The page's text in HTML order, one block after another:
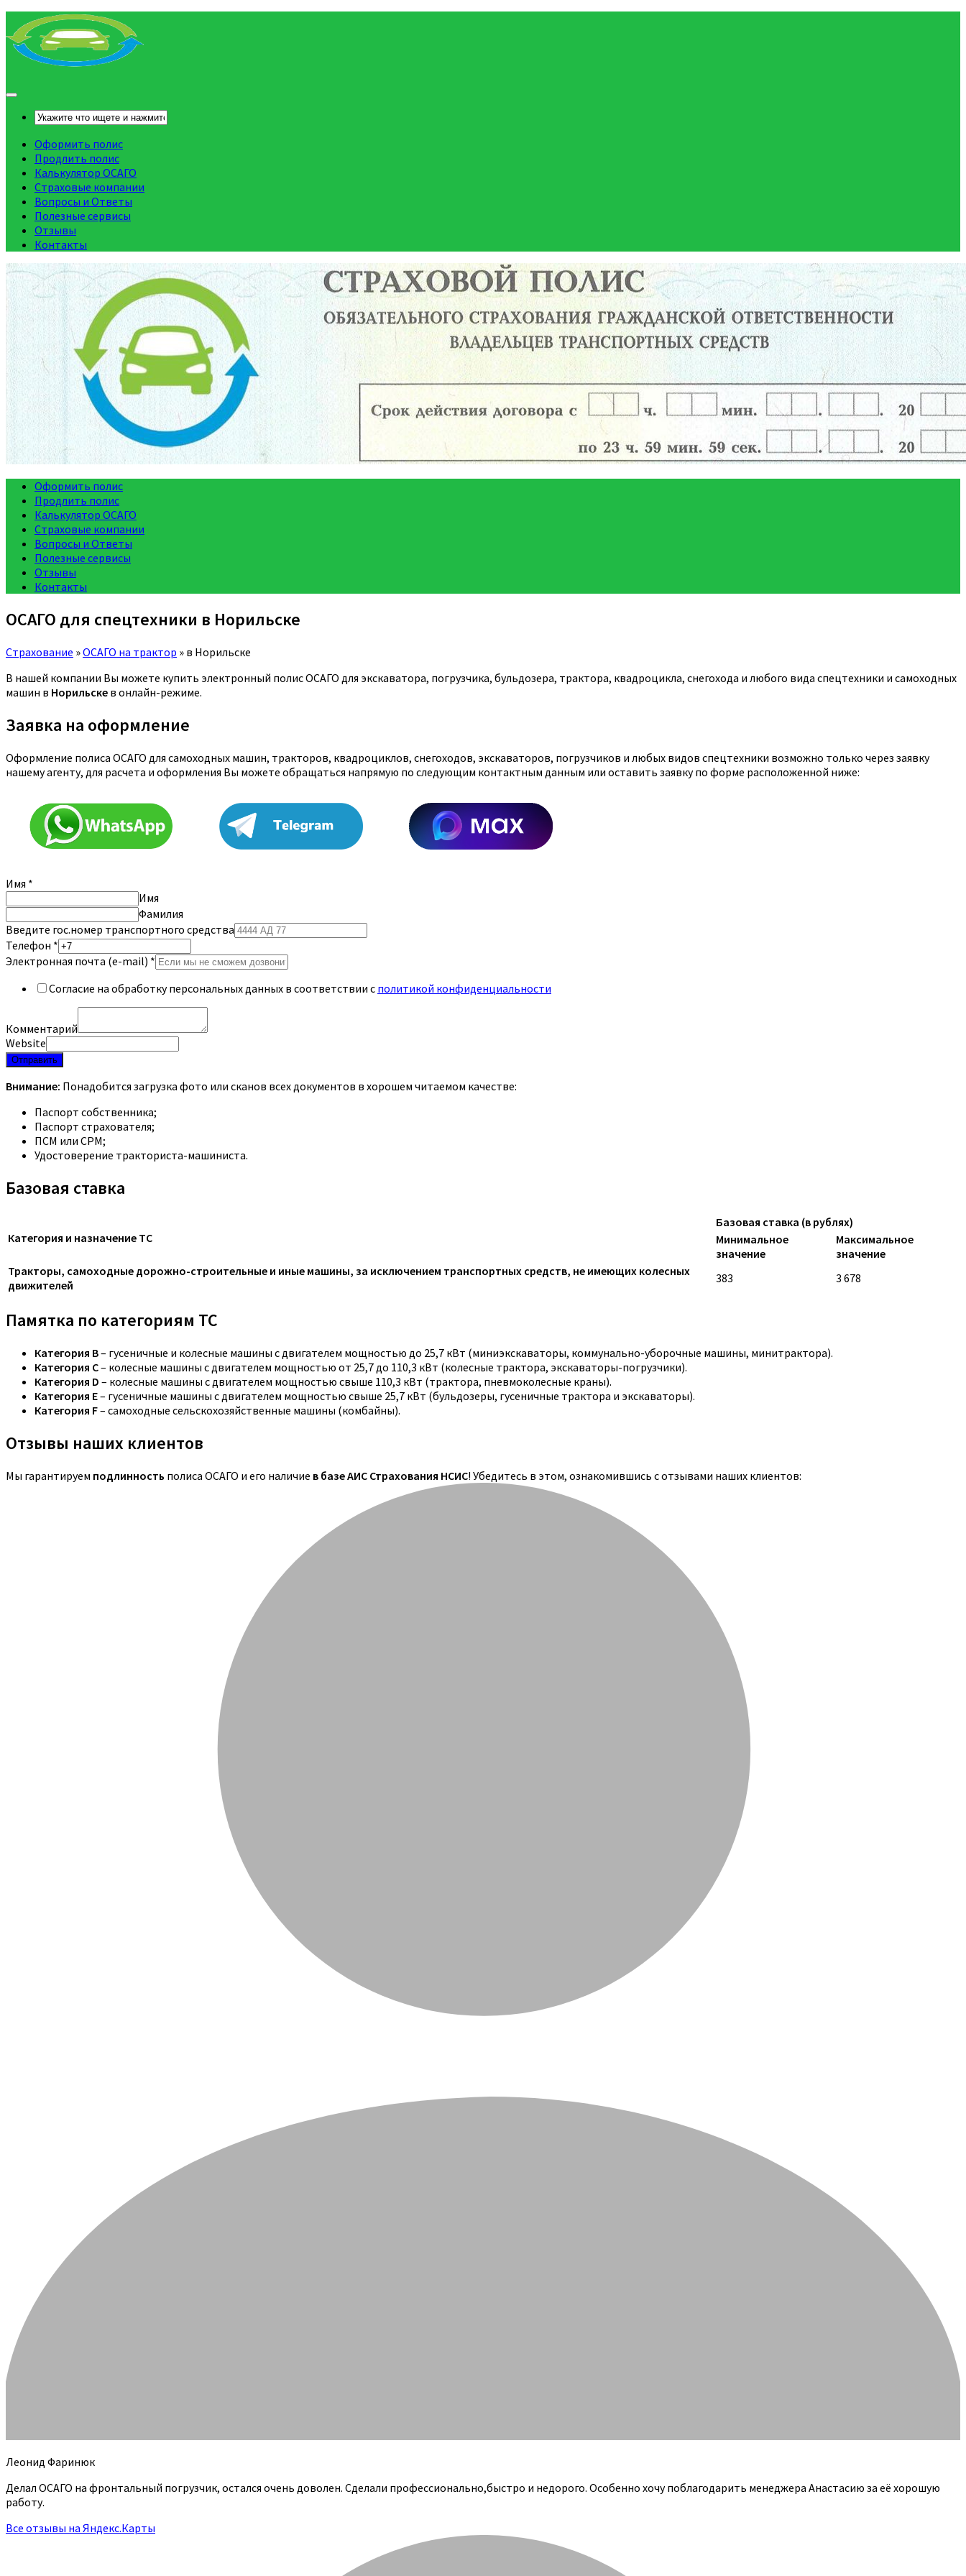
Оформить полис
Продлить полис
Калькулятор ОСАГО
Страховые компании
Вопросы и Ответы
Полезные сервисы
Отзывы
Контакты
Оформить полис
Продлить полис
Калькулятор ОСАГО
Страховые компании
Вопросы и Ответы
Полезные сервисы
Отзывы
Контакты
ОСАГО для спецтехники в Норильске
Страхование »ОСАГО на трактор » в Норильске
В нашей компании Вы можете купить электронный полис ОСАГО для экскаватора, погрузчика, бульдозера, трактора, квадроцикла, снегохода и любого вида спецтехники и самоходных
машин в Норильске в онлайн-режиме.
Заявка на оформление
Оформление полиса ОСАГО для самоходных машин, тракторов, квадроциклов, снегоходов, экскаваторов, погрузчиков и любых видов спецтехники возможно только через заявку
нашему агенту, для расчета и оформления Вы можете обращаться напрямую по следующим контактным данным или оставить заявку по форме расположенной ниже:
Имя *
Имя
Фамилия
Введите гос.номер транспортного средства
Телефон *
Электронная почта (e-mail) *
Согласие на обработку персональных данных в соответствии с политикой конфиденциальности
Комментарий
Website
Отправить
Внимание: Понадобится загрузка фото или сканов всех документов в хорошем читаемом качестве:
Паспорт собственника;
Паспорт страхователя;
ПСМ или СРМ;
Удостоверение тракториста-машиниста.
Базовая ставка
Категория и назначение ТС
Базовая ставка (в рублях)
Минимальное
значение
Максимальное
значение
Тракторы, самоходные дорожно-строительные и иные машины, за исключением транспортных средств, не имеющих колесных
движителей
383 3 678
Памятка по категориям ТС
Категория B– гусеничные и колесные машины с двигателем мощностью до 25,7 кВт (миниэкскаваторы, коммунально-уборочные машины, минитрактора).
Категория C– колесные машины с двигателем мощностью от 25,7 до 110,3 кВт (колесные трактора, экскаваторы-погрузчики).
Категория D – колесные машины с двигателем мощностью свыше 110,3 кВт (трактора, пневмоколесные краны).
Категория E– гусеничные машины с двигателем мощностью свыше 25,7 кВт (бульдозеры, гусеничные трактора и экскаваторы).
Категория F– самоходные сельскохозяйственные машины (комбайны).
Отзывы наших клиентов
Мы гарантируем подлинность полиса ОСАГО и его наличие в базе АИС Страхования НСИС! Убедитесь в этом, ознакомившись с отзывами наших клиентов:
Леонид Фаринюк
Делал ОСАГО на фронтальный погрузчик, остался очень доволен. Сделали профессионально,быстро и недорого. Особенно хочу поблагодарить менеджера Анастасию за её хорошую
работу.
Все отзывы на Яндекс.Карты